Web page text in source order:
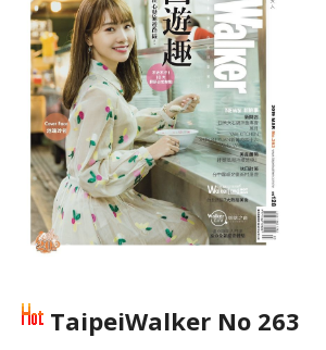
TaipeiWalker No 263